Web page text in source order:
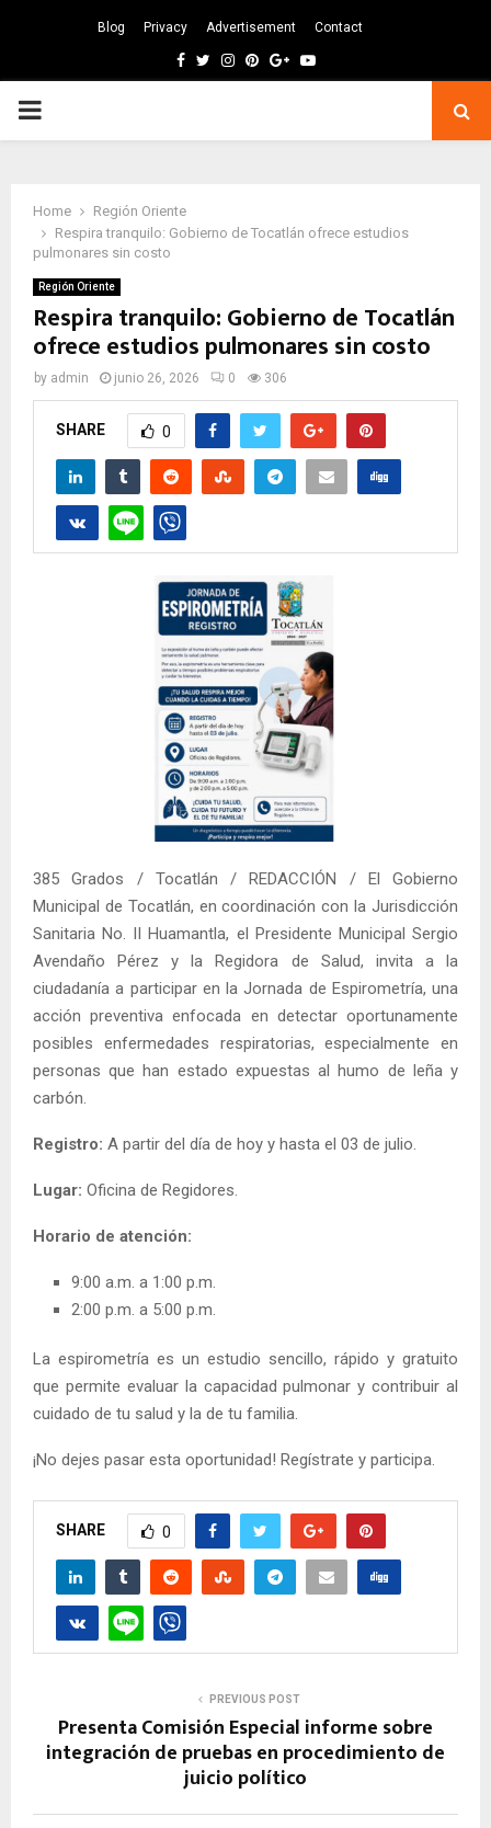
Blog Privacy Advertisement Contact
Facebook
TwitterInstagram
Pinterest
GoogleYoutube
PRIMARY
Home
Región Oriente
Respira tranquilo: Gobierno de Tocatlán ofrece estudios
pulmonares sin costo
Región Oriente
Respira tranquilo: Gobierno de Tocatlán
ofrece estudios pulmonares sin costo
by admin junio 26, 2026 0 306
SHARE 0
385 Grados / Tocatlán / REDACCIÓN / El Gobierno
Municipal de Tocatlán, en coordinación con la Jurisdicción
Sanitaria No. II Huamantla, el Presidente Municipal Sergio
Avendaño Pérez y la Regidora de Salud, invita a la
ciudadanía a participar en la Jornada de Espirometría, una
acción preventiva enfocada en detectar oportunamente
posibles enfermedades respiratorias, especialmente en
personas que han estado expuestas al humo de leña y
carbón.
Registro: A partir del día de hoy y hasta el 03 de julio.
Lugar: Oficina de Regidores.
Horario de atención:
9:00 a.m. a 1:00 p.m.
2:00 p.m. a 5:00 p.m.
La espirometría es un estudio sencillo, rápido y gratuito
que permite evaluar la capacidad pulmonar y contribuir al
cuidado de tu salud y la de tu familia.
¡No dejes pasar esta oportunidad! Regístrate y participa.
SHARE 0
PREVIOUS POST
Presenta Comisión Especial informe sobre
integración de pruebas en procedimiento de
juicio político